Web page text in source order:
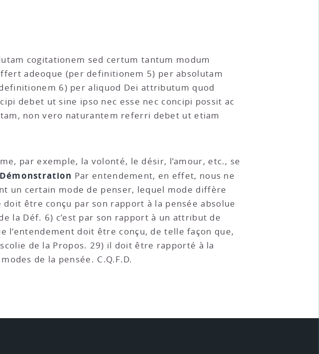
cogitationem sed certum tantum modum
adeoque (per definitionem 5) per absolutam
6) per aliquod Dei attributum quod
debet ut sine ipso nec esse nec concipi possit ac
non vero naturantem referri debet ut etiam
par exemple, la volonté, le désir, l’amour, etc., se
Démonstration Par entendement, en effet, nous ne
un certain mode de penser, lequel mode diffère
être conçu par son rapport à la pensée absolue
la Déf. 6) c’est par son rapport à un attribut de
l’entendement doit être conçu, de telle façon que,
de la Propos. 29) il doit être rapporté à la
de la pensée. C.Q.F.D.